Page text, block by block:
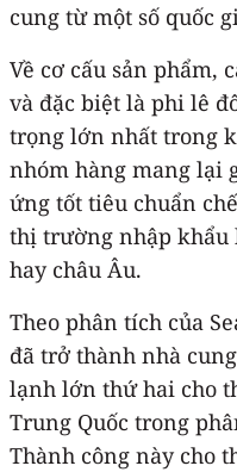
cung từ một số quốc
Về cơ cấu sản phẩm,
và đặc biệt là phi lê
trọng lớn nhất trong
nhóm hàng mang lại
ứng tốt tiêu chuẩn
thị trường nhập khẩu
hay châu Âu.
Theo phân tích của
đã trở thành nhà
lạnh lớn thứ hai cho
Trung Quốc trong
Thành công này cho